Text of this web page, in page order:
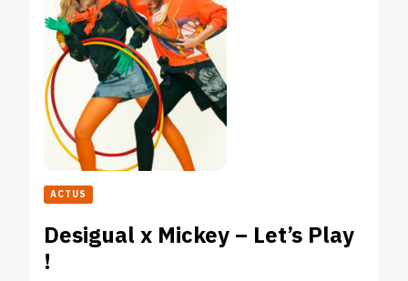
ACTUS
Desigual x Mickey – Let’s Play
!